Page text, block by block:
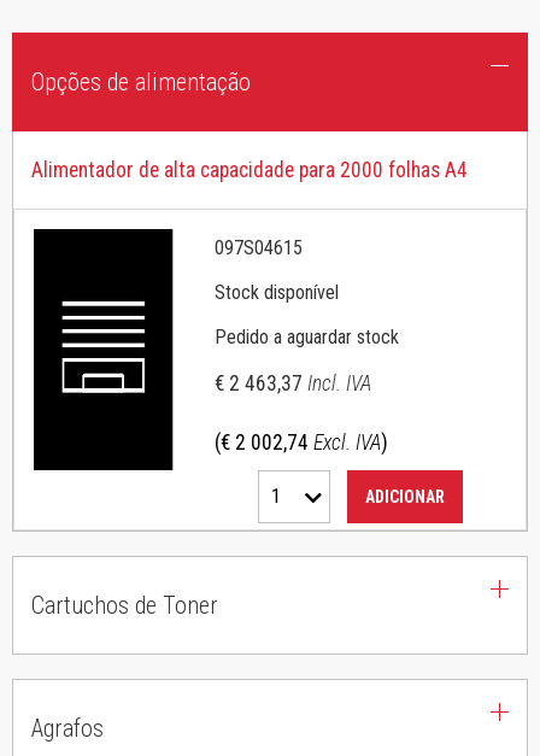
Opções de alimentação
Alimentador de alta capacidade para 2000 folhas A4
097S04615
Stock disponível
Pedido a aguardar stock
€ 2 463,37 Incl. IVA
(€ 2 002,74 Excl. IVA)
1 ADICIONAR
Cartuchos de Toner
Agrafos